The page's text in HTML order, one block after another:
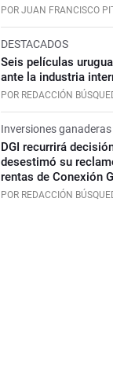
POR JUAN FRANCISCO
DESTACADOS
Seis películas
ante la industria
POR REDACCIÓN
Inversiones ganaderas
DGI recurrirá
desestimó su
rentas de Conexión
POR REDACCIÓN